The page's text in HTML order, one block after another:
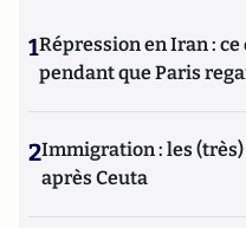
1Répression en Iran :
pendant que Paris
2Immigration : les
après Ceuta